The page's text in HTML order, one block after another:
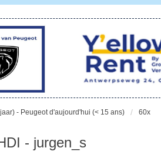
- Peugeot d'aujourd'hui (< 15 ans) 60x
- jurgen_s